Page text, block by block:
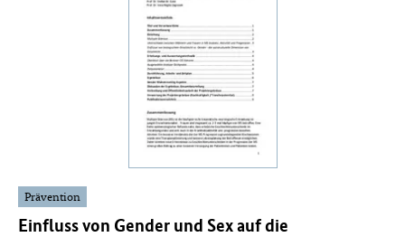
Prävention
Einfluss von Gender und Sex auf die